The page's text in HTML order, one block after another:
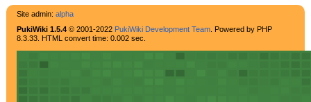
Site admin: alpha
PukiWiki 1.5.4© 2001-2022 PukiWiki Development Team. Powered by PHP
8.3.33. HTML convert time: 0.002 sec.